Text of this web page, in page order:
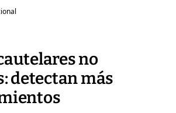
no
detectan más